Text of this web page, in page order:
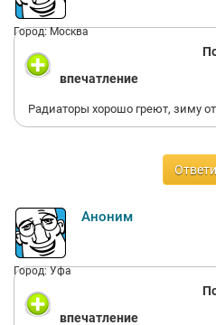
Город: Москва
впечатление
Радиаторы хорошо греют, зиму
Аноним
Город: Уфа
впечатление